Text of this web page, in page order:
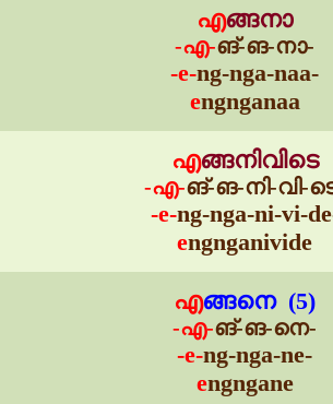
എങ്ങനാ
-എ-ങ്-ങ-നാ-
-e-ng-nga-naa-
engnganaa
എങ്ങനിവിടെ
-എ-ങ്-ങ-നി-വി-
-e-ng-nga-ni-vi-
engnganivide
എങ്ങനെ (5)
-എ-ങ്-ങ-നെ-
-e-ng-nga-ne-
engngane